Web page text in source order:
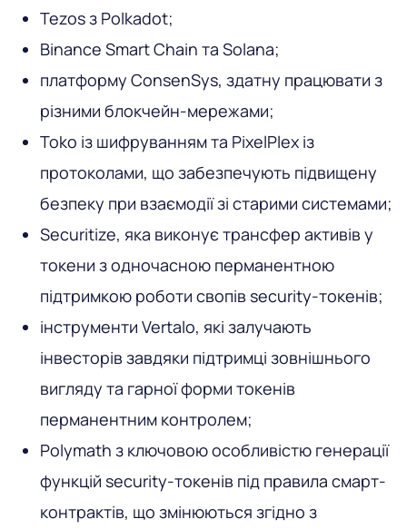
Tezos з Polkadot;
Binance Smart Chain та Solana;
платформу ConsenSys, здатну працювати з
різними блокчейн-мережами;
Toko із шифруванням та PixelPlex із
протоколами, що забезпечують підвищену
безпеку при взаємодії зі старими системами;
Securitize, яка виконує трансфер активів у
токени з одночасною перманентною
підтримкою роботи свопів security-токенів;
інструменти Vertalo, які залучають
інвесторів завдяки підтримці зовнішнього
вигляду та гарної форми токенів
перманентним контролем;
Polymath з ключовою особливістю генерації
функцій security-токенів під правила смарт-
контрактів, що змінюються згідно з